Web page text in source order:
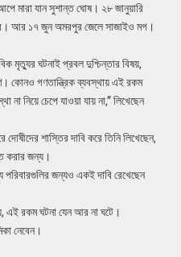
মারা যান সুশান্ত ঘোষ। ২৮ জানুয়ারি
আর ১৭ জুন অমরপুর জেলে সাজাইও মগ।
মৃত্যুর ঘটনাই প্রবল দুশ্চিন্তার বিষয়,
কোনও গণতান্ত্রিক ব্যবস্থায় এই রকম
না নিয়ে চেপে যাওয়া যায় না,” লিখেছেন
শাস্তির দাবি করে তিনি লিখেছেন,
করার জন্য।
পরিবারগুলির জন্যও একই দাবি রেখেছেন
এই রকম ঘটনা যেন আর না ঘটে।
নেবেন।